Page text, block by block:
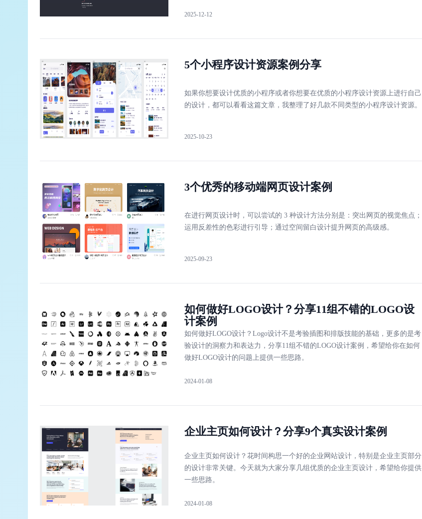
2025-12-12
5个小程序设计资源案例分享
如果你想要设计优质的小程序或者你想要在优质的小程序设计资源上进行自己
的设计，都可以看看这篇文章，我整理了好几款不同类型的小程序设计资源。
2025-10-23
3个优秀的移动端网页设计案例
在进行网页设计时，可以尝试的 3 种设计方法分别是：突出网页的视觉焦点；
运用反差性的色彩进行引导；通过空间留白设计提升网页的高级感。
2025-09-23
如何做好LOGO设计？分享11组不错的LOGO设
计案例
如何做好LOGO设计？Logo设计不是考验插图和排版技能的基础，更多的是考
验设计的洞察力和表达力，分享11组不错的LOGO设计案例，希望给你在如何
做好LOGO设计的问题上提供一些思路。
2024-01-08
企业主页如何设计？分享9个真实设计案例
企业主页如何设计？花时间构思一个好的企业网站设计，特别是企业主页部分
的设计非常关键。今天就为大家分享几组优质的企业主页设计，希望给你提供
一些思路。
2024-01-08